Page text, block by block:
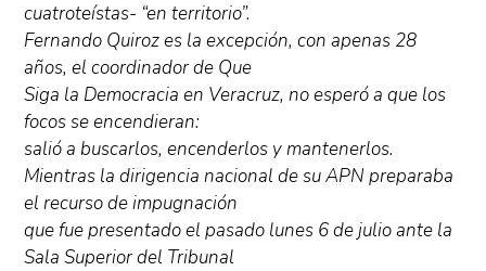
cuatroteístas- “en territorio”.
Fernando Quiroz es la excepción, con apenas 28
años, el coordinador de Que
Siga la Democracia en Veracruz, no esperó a que los
focos se encendieran:
salió a buscarlos, encenderlos y mantenerlos.
Mientras la dirigencia nacional de su APN preparaba
el recurso de impugnación
que fue presentado el pasado lunes 6 de julio ante la
Sala Superior del Tribunal